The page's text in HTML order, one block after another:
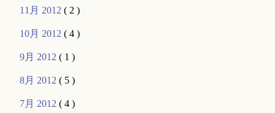
11月 2012( 2 )
10月 2012( 4 )
9月 2012( 1 )
8月 2012( 5 )
7月 2012( 4 )